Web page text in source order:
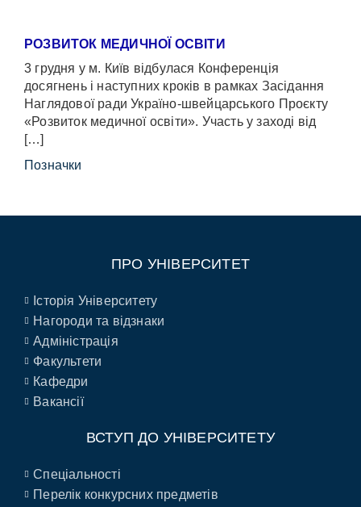
РОЗВИТОК МЕДИЧНОЇ ОСВІТИ
3 грудня у м. Київ відбулася Конференція
досягнень і наступних кроків в рамках Засідання
Наглядової ради Україно-швейцарського Проєкту
«Розвиток медичної освіти». Участь у заході від
[…]
Позначки
ПРО УНІВЕРСИТЕТ
Історія Університету
Нагороди та відзнаки
Адміністрація
Факультети
Кафедри
Вакансії
ВСТУП ДО УНІВЕРСИТЕТУ
Спеціальності
Перелік конкурсних предметів